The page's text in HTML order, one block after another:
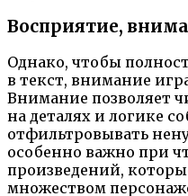
Восприятие,
Однако, чтобы
в текст, внимание
Внимание позволяет
на деталях и логике
отфильтровывать
особенно важно при
произведений,
множеством